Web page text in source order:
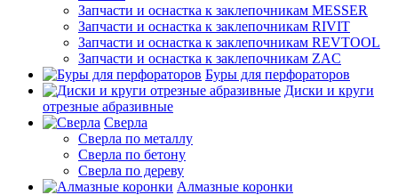
Запчасти и оснастка к заклепочникам MESSER
Запчасти и оснастка к заклепочникам RIVIT
Запчасти и оснастка к заклепочникам REVTOOL
Запчасти и оснастка к заклепочникам ZAC
Буры для перфораторов
Диски и круги
отрезные абразивные
Сверла
Сверла по металлу
Сверла по бетону
Сверла по дереву
Алмазные коронки